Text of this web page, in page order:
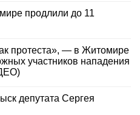
продлили до 11
протеста», — в Житомире
участников нападения
депутата Сергея